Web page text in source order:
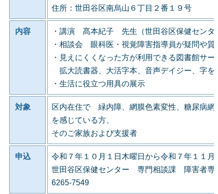
住所：世田谷区南烏山６丁目２番１９号
内容
・講演 髙本紀子 先生（世田谷区保健センタ
・相談会 眼科医・視覚障害指導員が疑問や質
・見えにくくなった方が利用できる図書館サ
拡大読書器、大活字本、音声デイジー、字
・生活に役立つ用具の展示
対象
区内在住で 緑内障、網膜色素変性、糖尿病
を感じている方、
そのご家族および支援者
申込
令和７年１０月１日木曜日から令和７年１１月
世田谷区保健センター 専門相談課 障害者
6265-7549